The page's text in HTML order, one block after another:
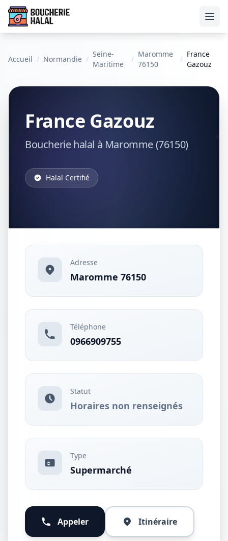
Accueil / Normandie /
Seine-
Maritime
/
Maromme
76150
/
France
Gazouz
France Gazouz
Boucherie halal à Maromme (76150)
Halal Certifié
Adresse
Maromme 76150
Téléphone
0966909755
Statut
Horaires non renseignés
Type
Supermarché
Appeler Itinéraire